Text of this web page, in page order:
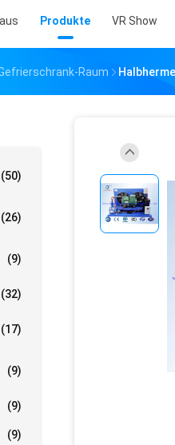
Produkte VR Show
Raum
(50)
(26)
(9)
(32)
(17)
(9)
(9)
(9)